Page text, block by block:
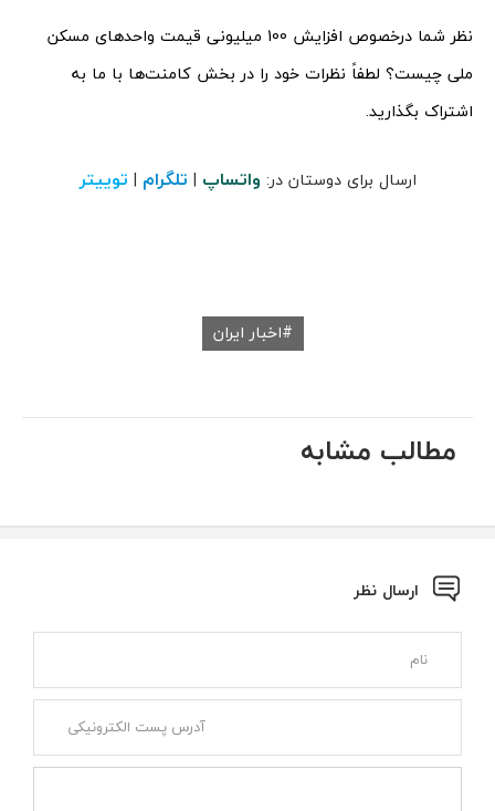
نظر شما درخصوص افزایش 100 میلیونی قیمت واحدهای مسکن
ملی چیست؟ لطفاً نظرات خود را در بخش کامنت‌ها با ما به
اشتراک بگذارید.
ارسال برای دوستان در: واتساپ | تلگرام | توییتر
اخبار ایران
مطالب مشابه
ارسال نظر